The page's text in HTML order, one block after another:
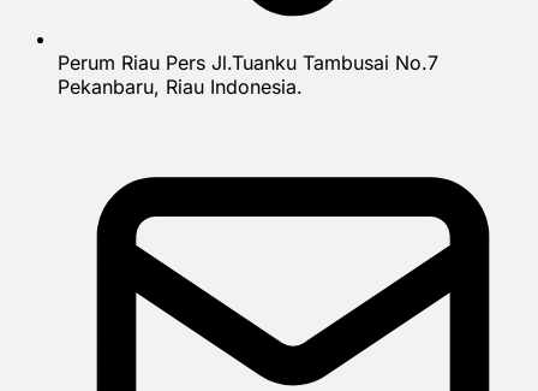
Perum Riau Pers Jl.Tuanku Tambusai No.7
Pekanbaru, Riau Indonesia.